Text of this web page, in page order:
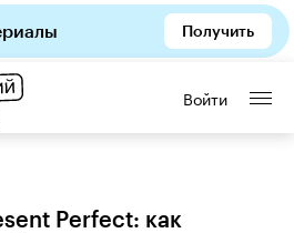
Получить
Войти
Perfect: как